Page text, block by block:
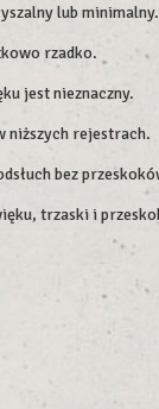
lub minimalny.
rzadko.
jest nieznaczny.
niższych rejestrach.
bez
trzaski i